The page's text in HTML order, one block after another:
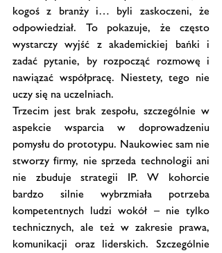
kogoś z branży i… byli zaskoczeni, że
odpowiedział. To pokazuje, że często
wystarczy wyjść z akademickiej bańki i
zadać pytanie, by rozpocząć rozmowę i
nawiązać współpracę. Niestety, tego nie
uczy się na uczelniach.
Trzecim jest brak zespołu, szczególnie w
aspekcie wsparcia w doprowadzeniu
pomysłu do prototypu. Naukowiec sam nie
stworzy firmy, nie sprzeda technologii ani
nie zbuduje strategii IP. W kohorcie
bardzo silnie wybrzmiała potrzeba
kompetentnych ludzi wokół – nie tylko
technicznych, ale też w zakresie prawa,
komunikacji oraz liderskich. Szczególnie